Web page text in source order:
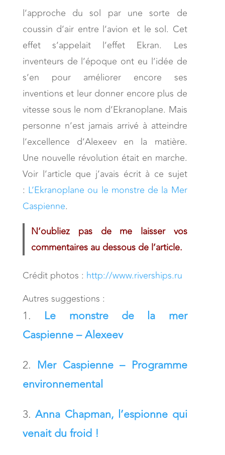
l’approche du sol par une sorte de
coussin d’air entre l’avion et le sol. Cet
effet s’appelait l’effet Ekran. Les
inventeurs de l’époque ont eu l’idée de
s’en pour améliorer encore ses
inventions et leur donner encore plus de
vitesse sous le nom d’Ekranoplane. Mais
personne n’est jamais arrivé à atteindre
l’excellence d’Alexeev en la matière.
Une nouvelle révolution était en marche.
Voir l’article que j’avais écrit à ce sujet
: L’Ekranoplane ou le monstre de la Mer
Caspienne.
N’oubliez pas de me laisser vos
commentaires au dessous de l’article.
Crédit photos : http://www.riverships.ru
Autres suggestions :
Le monstre de la mer
Caspienne – Alexeev
Mer Caspienne – Programme
environnemental
Anna Chapman, l’espionne qui
venait du froid !